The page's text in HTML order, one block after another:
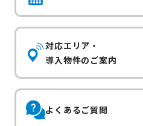
対応エリア・
導入物件のご案内
よくあるご質問